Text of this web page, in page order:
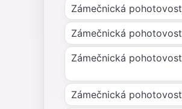
Zámečnická pohotovost
Zámečnická pohotovost
Zámečnická pohotovost
Zámečnická pohotovost